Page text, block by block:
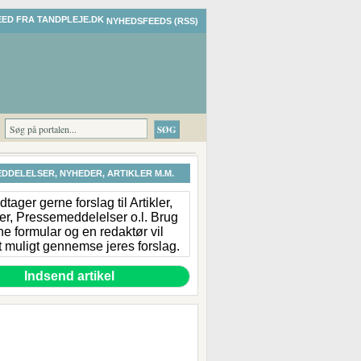
NYHEDSFEEDS (RSS)
NYHEDER, ARTIKLER M.M.
gerne forslag til Artikler,
Pressemeddelelser o.l. Brug
formular og en redaktør vil
muligt gennemse jeres forslag.
Indsend artikel